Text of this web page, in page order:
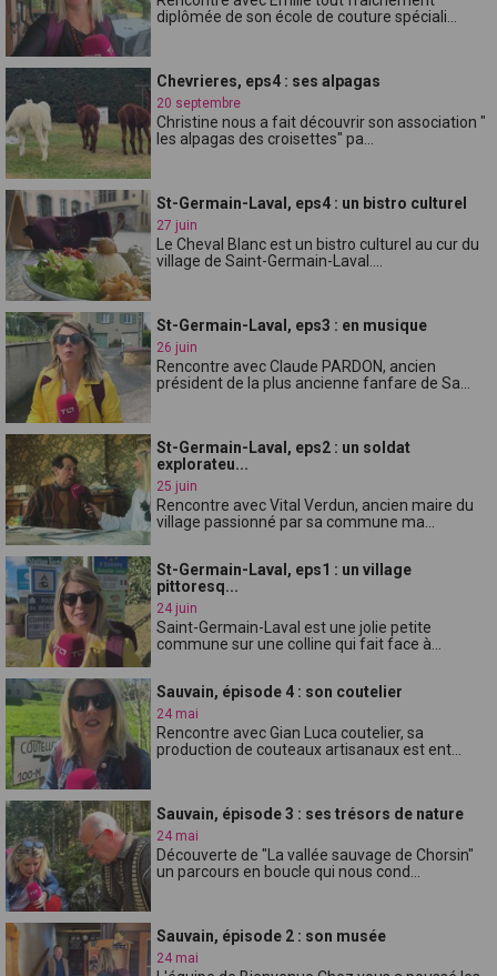
diplômée de son école de couture spéciali...
Chevrieres, eps4 : ses alpagas
20 septembre
Christine nous a fait découvrir son association "
les alpagas des croisettes" pa...
St-Germain-Laval, eps4 : un bistro culturel
27 juin
Le Cheval Blanc est un bistro culturel au cur du
village de Saint-Germain-Laval....
St-Germain-Laval, eps3 : en musique
26 juin
Rencontre avec Claude PARDON, ancien
président de la plus ancienne fanfare de Sa...
St-Germain-Laval, eps2 : un soldat
explorateu...
25 juin
Rencontre avec Vital Verdun, ancien maire du
village passionné par sa commune ma...
St-Germain-Laval, eps1 : un village
pittoresq...
24 juin
Saint-Germain-Laval est une jolie petite
commune sur une colline qui fait face à...
Sauvain, épisode 4 : son coutelier
24 mai
Rencontre avec Gian Luca coutelier, sa
production de couteaux artisanaux est ent...
Sauvain, épisode 3 : ses trésors de nature
24 mai
Découverte de "La vallée sauvage de Chorsin"
un parcours en boucle qui nous cond...
Sauvain, épisode 2 : son musée
24 mai